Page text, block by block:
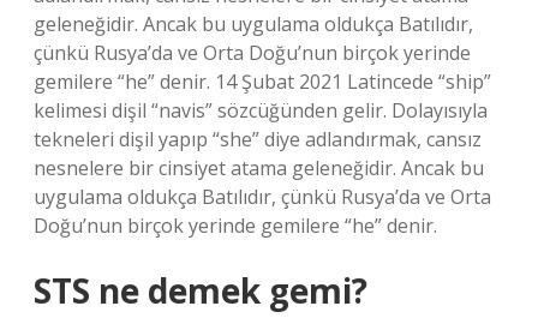
geleneğidir. Ancak bu uygulama oldukça Batılıdır,
çünkü Rusya’da ve Orta Doğu’nun birçok yerinde
gemilere “he” denir. 14 Şubat 2021 Latincede “ship”
kelimesi dişil “navis” sözcüğünden gelir. Dolayısıyla
tekneleri dişil yapıp “she” diye adlandırmak, cansız
nesnelere bir cinsiyet atama geleneğidir. Ancak bu
uygulama oldukça Batılıdır, çünkü Rusya’da ve Orta
Doğu’nun birçok yerinde gemilere “he” denir.
STS ne demek gemi?